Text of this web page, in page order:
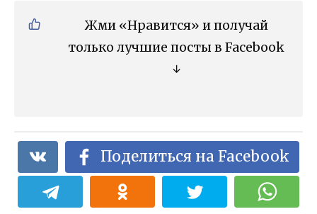
Жми «Нравится» и получай
только лучшие посты в Facebook
↓
Поделиться на Facebook